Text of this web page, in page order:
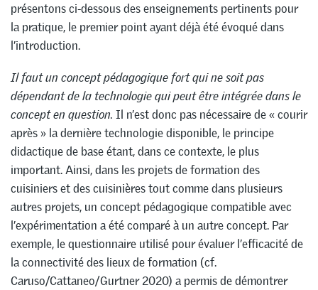
présentons ci-dessous des enseignements pertinents pour
la pratique, le premier point ayant déjà été évoqué dans
l’introduction.
Il faut un concept pédagogique fort qui ne soit pas
dépendant de la technologie qui peut être intégrée dans le
concept en question. Il n’est donc pas nécessaire de « courir
après » la dernière technologie disponible, le principe
didactique de base étant, dans ce contexte, le plus
important. Ainsi, dans les projets de formation des
cuisiniers et des cuisinières tout comme dans plusieurs
autres projets, un concept pédagogique compatible avec
l’expérimentation a été comparé à un autre concept. Par
exemple, le questionnaire utilisé pour évaluer l’efficacité de
la connectivité des lieux de formation (cf.
Caruso/Cattaneo/Gurtner 2020) a permis de démontrer